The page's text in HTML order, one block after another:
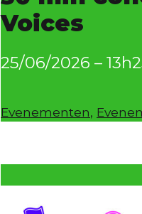
Voices
25/06/2026 –
Gecategoriseerd
Evenementen,